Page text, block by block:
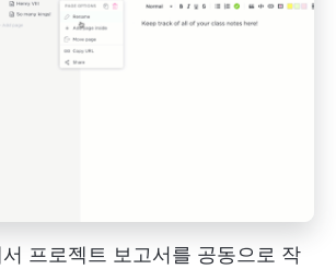
프로젝트 보고서를 공동으로 작